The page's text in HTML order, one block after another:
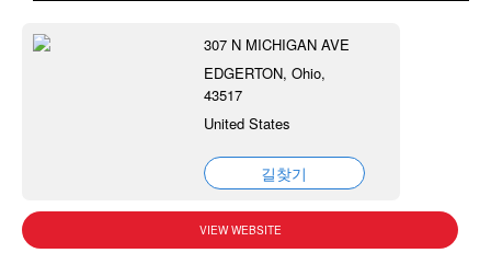
307 N MICHIGAN AVE
EDGERTON, Ohio,
43517
United States
길찾기
VIEW WEBSITE